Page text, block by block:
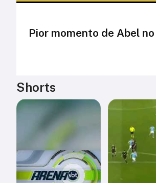
Pior momento de Abel
Shorts